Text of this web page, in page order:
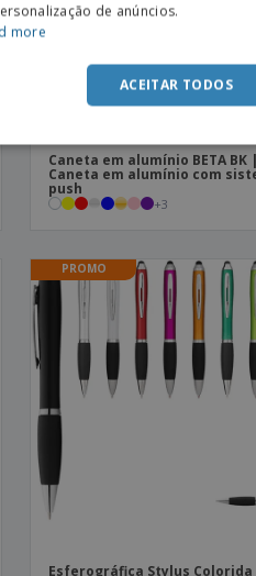
Caneta em alumínio BETA BK |
Caneta em alumínio com
push
+3
PROMO
Esferográfica Stylus Colorida
de anúncios.
more
ACEITAR TODOS